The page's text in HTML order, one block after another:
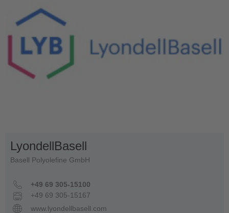
LyondellBasell
Basell Polyolefine GmbH
+49 69 305-15100
+49 69 305-15167
www.lyondellbasell.com